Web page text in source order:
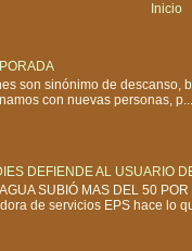
Inicio
son sinónimo de descanso,
con nuevas personas, p...
DEFIENDE AL USUARIO
SUBIÓ MAS DEL 50
de servicios EPS hace lo